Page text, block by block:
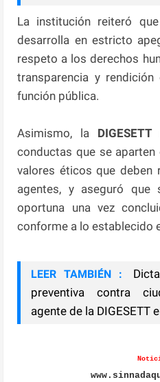
La institución reiteró
desarrolla en estricto
respeto a los derechos
transparencia y
función pública.
Asimismo, la DIGESETT
conductas que se
valores éticos que deben
agentes, y aseguró que
oportuna una vez
conforme a lo establecido
LEER TAMBIÉN :
preventiva contra
agente de la DIGESETT